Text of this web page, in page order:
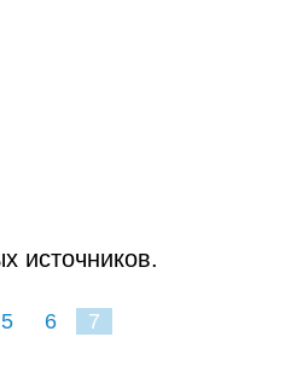
источников.
5 6 7